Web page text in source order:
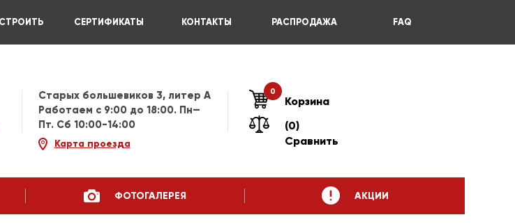
СЕРТИФИКАТЫ КОНТАКТЫ РАСПРОДАЖА FAQ
Старых большевиков 3, литер А
Работаем c 9:00 до 18:00. Пн—
Пт. Сб 10:00-14:00
Карта проезда
0
Корзина
(0)
Сравнить
ФОТОГАЛЕРЕЯ АКЦИИ